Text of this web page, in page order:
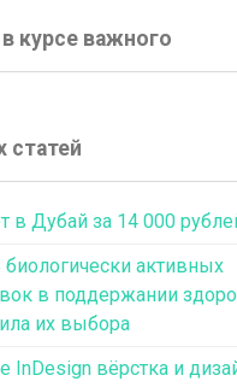
в курсе важного
статей
в Дубай за 14 000
биологически активных
в поддержании
их выбора
InDesign вёрстка и